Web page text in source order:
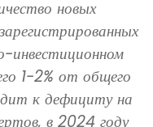
новых
инвестиционном
1-2% от общего
к дефициту на
в 2024 году